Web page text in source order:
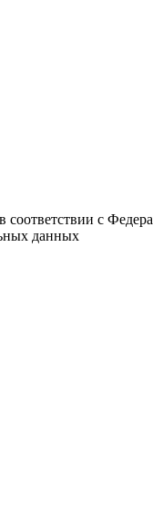
соответствии с
данных